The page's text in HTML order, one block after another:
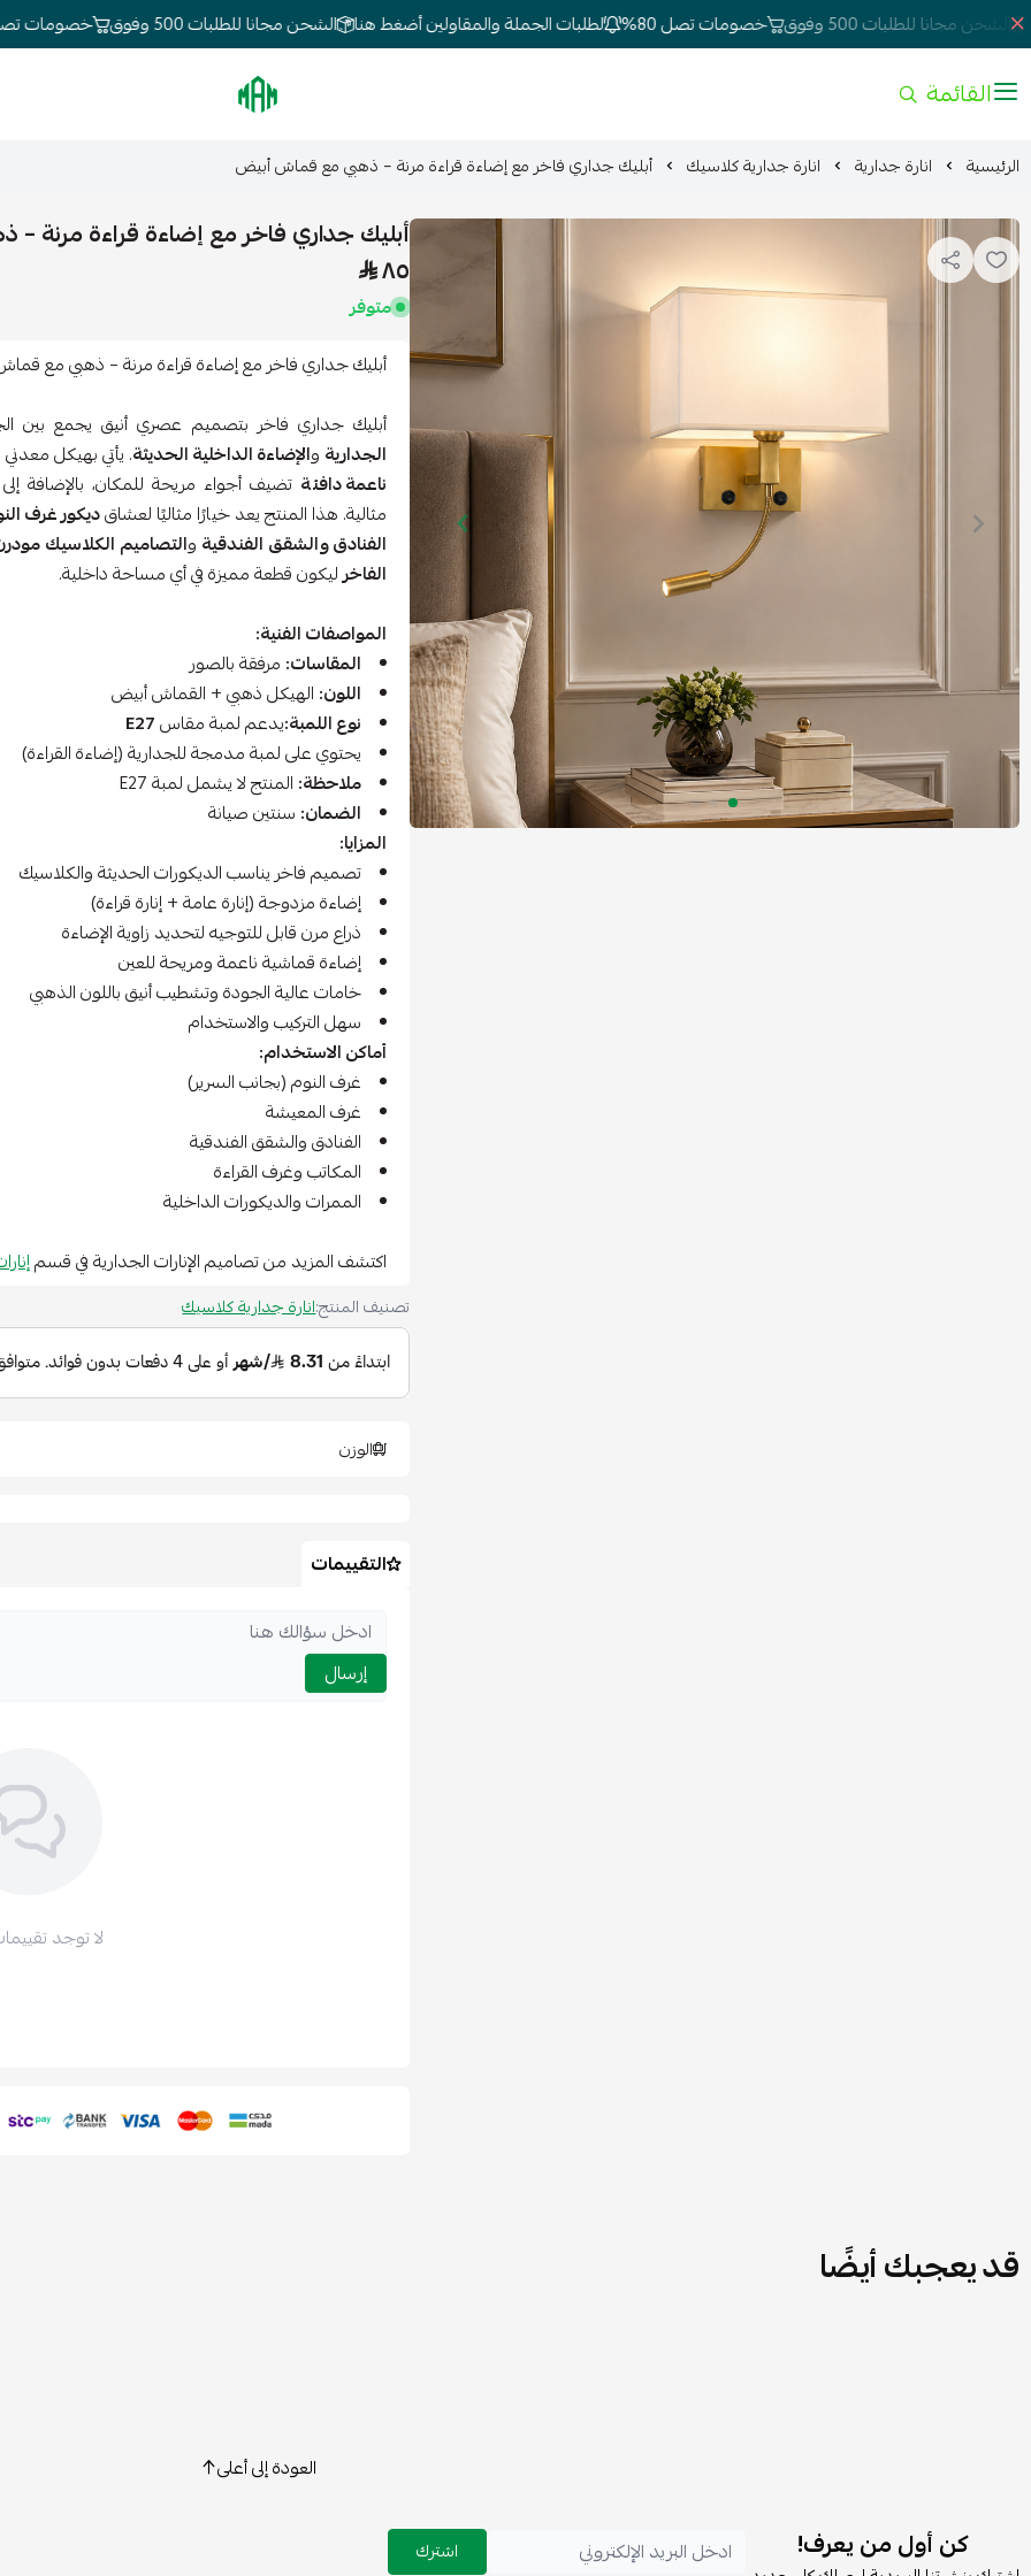
مجانا للطلبات 500 وفوق خصومات تصل 80% لطلبات الجملة والمقاولين أضغط هنا الشحن مجانا للطلبات 500 وفوق خصومات تصل 80%
القائمة الموسى للإنارة
الرئيسية انارة جدارية انارة جدارية كلاسيك أبليك جداري فاخر مع إضاءة قراءة مرنة – ذهبي مع قماش أبيض
أبليك جداري فاخر مع إضاءة قراءة مرنة
٨٥
متوفر
أبليك جداري فاخر مع إضاءة قراءة مرنة – ذهبي مع
أبليك جداري فاخر بتصميم عصري أنيق يجمع بين
الجدارية والإضاءة الداخلية الحديثة. يأتي بهيكل
ناعمة دافئة تضيف أجواء مريحة للمكان، بالإضافة
مثالية. هذا المنتج يعد خيارًا مثاليًا لعشاقديكور غرف
الفنادق والشقق الفندقية والتصاميم الكلاسيك
الفاخرليكون قطعة مميزة في أي مساحة داخلية.
المواصفات الفنية:
المقاسات: مرفقة بالصور
اللون: الهيكل ذهبي + القماش أبيض
نوع اللمبة:يدعم لمبة مقاسE27
يحتوي على لمبة مدمجة للجدارية (إضاءة القراءة)
ملاحظة: المنتج لا يشمل لمبة E27
الضمان: سنتين صيانة
المزايا:
تصميم فاخر يناسب الديكورات الحديثة والكلاسيك
إضاءة مزدوجة (إنارة عامة + إنارة قراءة)
ذراع مرن قابل للتوجيه لتحديد زاوية الإضاءة
إضاءة قماشية ناعمة ومريحة للعين
خامات عالية الجودة وتشطيب أنيق باللون الذهبي
سهل التركيب والاستخدام
أماكن الاستخدام:
غرف النوم (بجانب السرير)
غرف المعيشة
الفنادق والشقق الفندقية
المكاتب وغرف القراءة
الممرات والديكورات الداخلية
اكتشف المزيد من تصاميم الإنارات الجدارية في قسم
تصنيف المنتج:انارة جدارية كلاسيك
الوزن
التقييمات
إرسال
لا توجد
قد يعجبك أيضًا
العودة إلى أعلى
كن أول من يعرف! اشترك